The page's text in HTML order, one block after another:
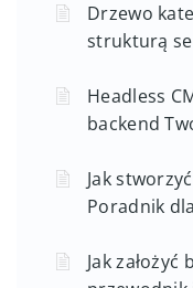
Drzewo
strukturą
Headless
backend
Jak
Poradnik
Jak